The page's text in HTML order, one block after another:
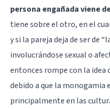
persona engañada viene
tiene sobre el otro, en el
y si la pareja deja de ser de
involucrándose sexual o
entonces rompe con la idea
debido a que la monogamia
principalmente en las